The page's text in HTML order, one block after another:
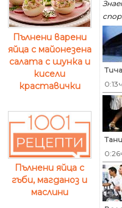
Пълнени варени
яйца с майонезена
салата с шунка и
кисели
краставички
Пълнени яйца с
гъби, магданоз и
маслини
0:13ч